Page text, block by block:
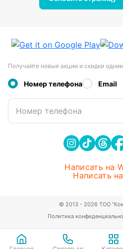
Получайте новые акции и скидки
Номер телефона Email
Номер телефона
Написать на
Написать
Политика
© 2013 - 2026 ТОО